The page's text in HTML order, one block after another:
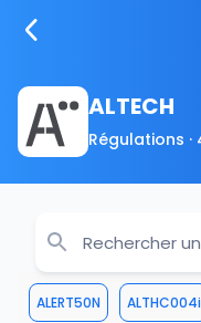
ALTECH
Régulations
ALERT50N ALTHC004i